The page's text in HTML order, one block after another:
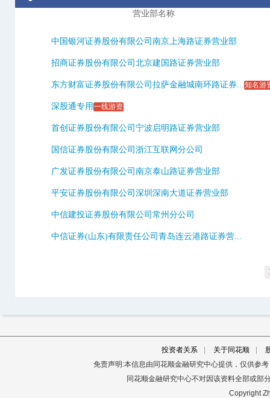
营业部名称
中国银河证券股份有限公司南京上海路证券营业部
招商证券股份有限公司北京建国路证券营业部
东方财富证券股份有限公司拉萨金融城南环路证券...知名游
深股通专用 一线游资
首创证券股份有限公司宁波启明路证券营业部
国信证券股份有限公司浙江互联网分公司
广发证券股份有限公司南京泰山路证券营业部
平安证券股份有限公司深圳深南大道证券营业部
中信建投证券股份有限公司常州分公司
中信证券(山东)有限责任公司青岛连云港路证券营...
投资者关系 关于同花顺
免责声明:本信息由同花顺金融研究中心提供，仅供参
同花顺金融研究中心不对因该资料全部或部
Copyright